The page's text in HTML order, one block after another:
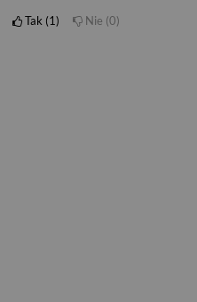
Tak 1 Nie 0